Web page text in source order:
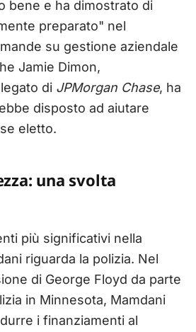
bene e ha dimostrato di
preparato" nel
su gestione aziendale
Jamie Dimon,
di JPMorgan Chase, ha
disposto ad aiutare
eletto.
una svolta
più significativi nella
riguarda la polizia. Nel
di George Floyd da parte
in Minnesota, Mamdani
i finanziamenti al